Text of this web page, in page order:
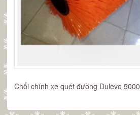
Chổi chính xe quét đường Dulevo 5000